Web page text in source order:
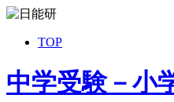
TOP
中学受験－小